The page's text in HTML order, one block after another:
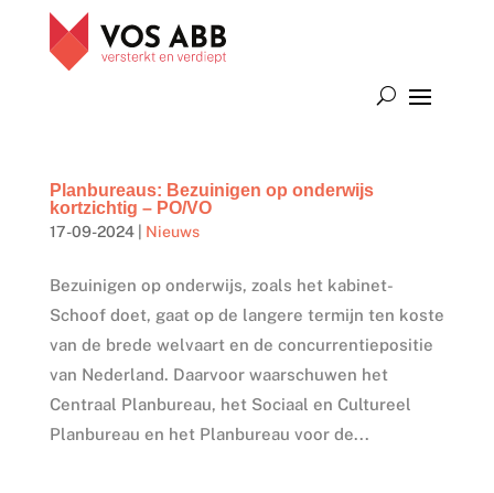
Planbureaus: Bezuinigen op onderwijs
kortzichtig – PO/VO
17-09-2024| Nieuws
Bezuinigen op onderwijs, zoals het kabinet-
Schoof doet, gaat op de langere termijn ten koste
van de brede welvaart en de concurrentiepositie
van Nederland. Daarvoor waarschuwen het
Centraal Planbureau, het Sociaal en Cultureel
Planbureau en het Planbureau voor de...